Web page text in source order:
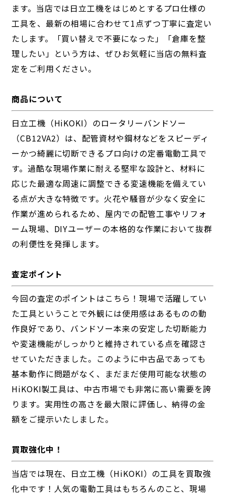
ます。当店では日立工機をはじめとするプロ仕様の
工具を、最新の相場に合わせて1点ずつ丁寧に査定い
たします。「買い替えで不要になった」「倉庫を整
理したい」という方は、ぜひお気軽に当店の無料査
定をご利用ください。
商品について
日立工機（HiKOKI）のロータリーバンドソー
（CB12VA2）は、配管資材や鋼材などをスピーディ
ーかつ綺麗に切断できるプロ向けの定番電動工具で
す。過酷な現場作業に耐える堅牢な設計と、材料に
応じた最適な周速に調整できる変速機能を備えてい
る点が大きな特徴です。火花や騒音が少なく安全に
作業が進められるため、屋内での配管工事やリフォ
ーム現場、DIYユーザーの本格的な作業において抜群
の利便性を発揮します。
査定ポイント
今回の査定のポイントはこちら！現場で活躍してい
た工具ということで外観には使用感はあるものの動
作良好であり、バンドソー本来の安定した切断能力
や変速機能がしっかりと維持されている点を確認さ
せていただきました。このように中古品であっても
基本動作に問題がなく、まだまだ使用可能な状態の
HiKOKI製工具は、中古市場でも非常に高い需要を誇
ります。実用性の高さを最大限に評価し、納得の金
額をご提示いたしました。
買取強化中！
当店では現在、日立工機（HiKOKI）の工具を買取強
化中です！人気の電動工具はもちろんのこと、現場